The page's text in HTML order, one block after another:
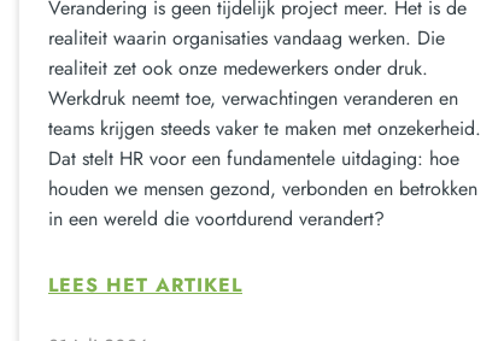
Verandering is geen tijdelijk project meer. Het is de
realiteit waarin organisaties vandaag werken. Die
realiteit zet ook onze medewerkers onder druk.
Werkdruk neemt toe, verwachtingen veranderen en
teams krijgen steeds vaker te maken met onzekerheid.
Dat stelt HR voor een fundamentele uitdaging: hoe
houden we mensen gezond, verbonden en betrokken
in een wereld die voortdurend verandert?
LEES HET ARTIKEL